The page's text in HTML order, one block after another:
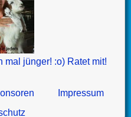
mal jünger! :o) Ratet mit!
Impressum